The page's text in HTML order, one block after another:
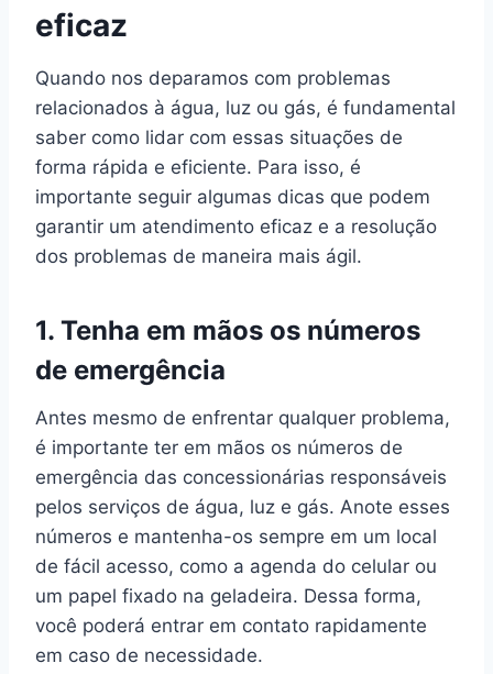
eficaz
Quando nos deparamos com problemas
relacionados à água, luz ou gás, é fundamental
saber como lidar com essas situações de
forma rápida e eficiente. Para isso, é
importante seguir algumas dicas que podem
garantir um atendimento eficaz e a resolução
dos problemas de maneira mais ágil.
1. Tenha em mãos os números
de emergência
Antes mesmo de enfrentar qualquer problema,
é importante ter em mãos os números de
emergência das concessionárias responsáveis
pelos serviços de água, luz e gás. Anote esses
números e mantenha-os sempre em um local
de fácil acesso, como a agenda do celular ou
um papel fixado na geladeira. Dessa forma,
você poderá entrar em contato rapidamente
em caso de necessidade.